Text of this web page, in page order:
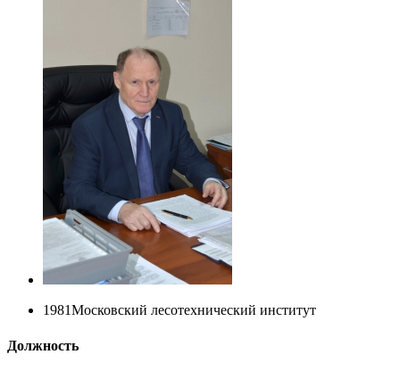
1981Московский лесотехнический институт
Должность